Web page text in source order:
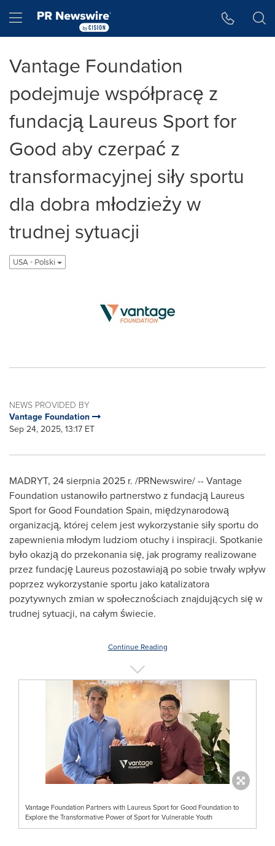
Hamburger menu
Vantage Foundation
podejmuje współpracę z
fundacją Laureus Sport for
Good aby czerpać z
transformacyjnej siły sportu
dla dobra młodzieży w
trudnej sytuacji
USA - Polski
NEWS PROVIDED BY
Vantage Foundation
Sep 24, 2025, 13:17 ET
MADRYT, 24 sierpnia 2025 r. /PRNewswire/ -- Vantage
Foundation ustanowiło partnerstwo z fundacją Laureus
Sport for Good Foundation Spain, międzynarodową
organizacją, której celem jest wykorzystanie siły sportu do
zapewnienia młodym ludziom otuchy i inspiracji. Spotkanie
było okazją do przekonania się, jak programy realizowane
przez fundację Laureus pozostawiają po sobie trwały wpływ
poprzez wykorzystanie sportu jako katalizatora
pozytywnych zmian w społecznościach znajdujących się w
trudnej sytuacji, na całym świecie.
Continue Reading
Vantage Foundation Partners with Laureus Sport for Good Foundation to
Explore the Transformative Power of Sport for Vulnerable Youth